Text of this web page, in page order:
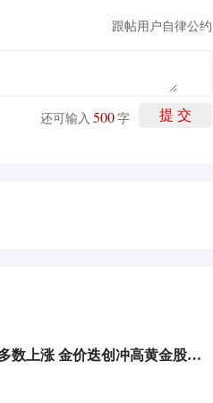
跟帖用户自律公约
提 交
还可输入 500 字
港股早评：三大指数高开 科技股多数上涨 金价迭创冲高黄金股继续涨势